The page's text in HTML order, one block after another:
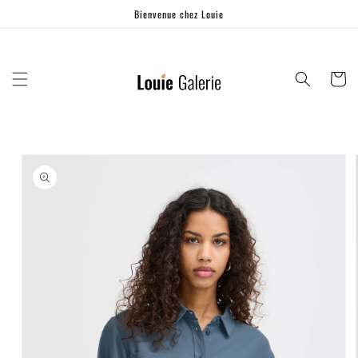
Bienvenue chez Louie
Panier
Passer aux
informations
produits